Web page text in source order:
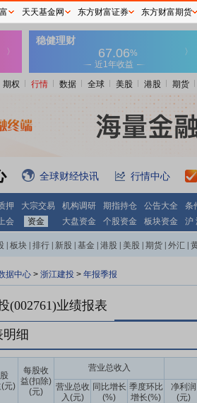
期权 行情 数据 全球 美股 港股 期货
全球财经快讯 行情中心
押 大宗交易 机构调研 期指持仓 公告大全 条
会 资金 大盘资金 个股资金 板块资金 沪
板块 排行 新股 基金 港股 美股 期货 外汇
据中心 > 浙江建投 > 年报季报
(002761)业绩报表
细
元)
每股收
益(扣除)
(元)
营业总收入
营业总收
入(元)
同比增长
(%)
季度环比
增长(%)
净利润
(元)
天天基金网 东方财富证券 东方财富期货